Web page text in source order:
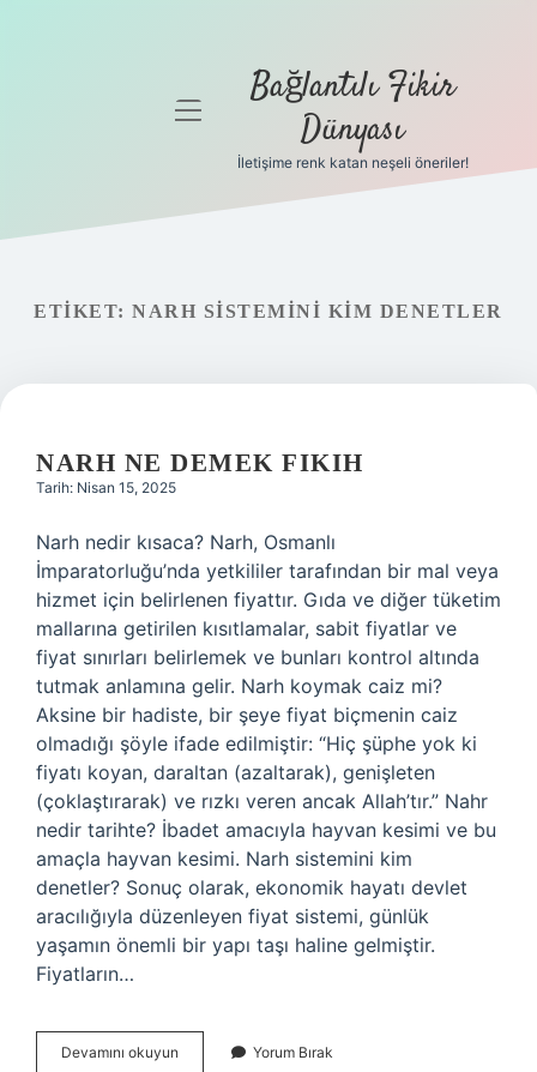
Gizlilik
Yasal Uyarı
Hakkımızda
menüyü
Bağlantılı Fikir
Dünyası
İletişime renk katan neşeli öneriler!
ETIKET: NARH SISTEMINI KIM DENETLER
NARH NE DEMEK FIKIH
Tarih: Nisan 15, 2025
Narh nedir kısaca? Narh, Osmanlı
İmparatorluğu’nda yetkililer tarafından bir mal veya
hizmet için belirlenen fiyattır. Gıda ve diğer tüketim
mallarına getirilen kısıtlamalar, sabit fiyatlar ve
fiyat sınırları belirlemek ve bunları kontrol altında
tutmak anlamına gelir. Narh koymak caiz mi?
Aksine bir hadiste, bir şeye fiyat biçmenin caiz
olmadığı şöyle ifade edilmiştir: “Hiç şüphe yok ki
fiyatı koyan, daraltan (azaltarak), genişleten
(çoklaştırarak) ve rızkı veren ancak Allah’tır.” Nahr
nedir tarihte? İbadet amacıyla hayvan kesimi ve bu
amaçla hayvan kesimi. Narh sistemini kim
denetler? Sonuç olarak, ekonomik hayatı devlet
aracılığıyla düzenleyen fiyat sistemi, günlük
yaşamın önemli bir yapı taşı haline gelmiştir.
Fiyatların…
Devamını okuyun Yorum Bırak